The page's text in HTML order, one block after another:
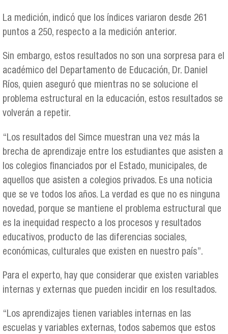
La medición, indicó que los índices variaron desde 261
puntos a 250, respecto a la medición anterior.
Sin embargo, estos resultados no son una sorpresa para el
académico del Departamento de Educación, Dr. Daniel
Ríos, quien aseguró que mientras no se solucione el
problema estructural en la educación, estos resultados se
volverán a repetir.
“Los resultados del Simce muestran una vez más la
brecha de aprendizaje entre los estudiantes que asisten a
los colegios financiados por el Estado, municipales, de
aquellos que asisten a colegios privados. Es una noticia
que se ve todos los años. La verdad es que no es ninguna
novedad, porque se mantiene el problema estructural que
es la inequidad respecto a los procesos y resultados
educativos, producto de las diferencias sociales,
económicas, culturales que existen en nuestro país”.
Para el experto, hay que considerar que existen variables
internas y externas que pueden incidir en los resultados.
“Los aprendizajes tienen variables internas en las
escuelas y variables externas, todos sabemos que estos